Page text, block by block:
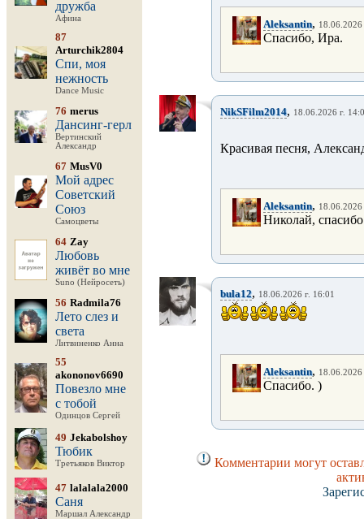
дружба
Афина
87
Arturchik2804
Спи, моя
нежность
Dance Music
76 merus
Дансинг-герл
Вертинский
Александр
67 MusV0
Мой адрес
Советский
Союз
Самоцветы
64 Zay
Любовь
живёт во мне
Suno (Нейросеть)
56 Radmila76
Лето слез и
света
Литвиненко Анна
55
akononov6690
Повезло мне
с тобой
Одинцов Сергей
49 Jekabolshoy
Тюбик
Третьяков Виктор
47 lalalala2000
Саня
Маршал Александр
Aleksantin, 18.06.2026
Спасибо, Ира.
NikSFilm2014, 18.06.2026 г.
Красивая песня,
Aleksantin, 18.06.2026
Николай,
bula12, 18.06.2026 г. 16:01
Aleksantin, 18.06.2026
Спасибо. )
Комментарии могут